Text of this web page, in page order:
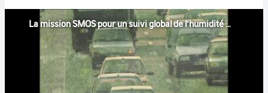
La mission SMOS pour un suivi global de l'humidité de surface